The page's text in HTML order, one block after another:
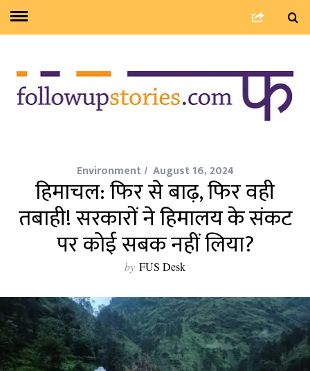
Environment August 16, 2024
हिमाचल: फिर से बाढ़, फिर वही
तबाही! सरकारों ने हिमालय के संकट
पर कोई सबक नहीं लिया?
by FUS Desk